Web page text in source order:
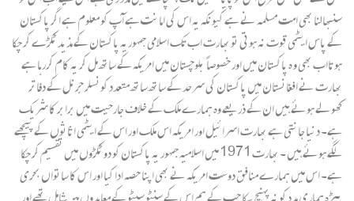
سنبھالنا بھی امت مسلمہ نے ہے کیونکہ یہ اس کی امانت ہے آپ کو معلوم ہے اگر پاکستان
کے پاس ایٹمی قوت نہ ہوتی تو بھارت اب تک اسلامی جمہوریہ پاکستان کے مذید ٹکڑے کر چکا
ہوتااب بھی و ہ پاکستان میں اور خصوصاً بلوچستان میں امریکہ کے ساتھ مل کر یہ کام کررہا ہے
بھارت نے افغانستان میں پاکستان کی سرحد کے ساتھ ساتھ متعدد کونسلر جرنل کے دفاتر
کھولے ہوئے ہیں ان کے ذریعے وہ ہمارے ملک کے خلاف جارحیت میں برابر کا شریک
ہے۔ دنیا جانتی ہے بھارت اسرائیل اور امریکہ اس ملک اور اس کے ایٹمی اثاثوں کے پیچھے
لگے ہوئے ہیں ۔ بھارت 1971 میں اسلامیہ جمہور یہ پاکستان کو دو ٹکڑوں میں تقسیم کر چکا
ہے۔ اس میں ہمارے منافق دوست امریکہ نے بھی اپنا حصہ ادا کیا اور اس کا ساتواں بحری